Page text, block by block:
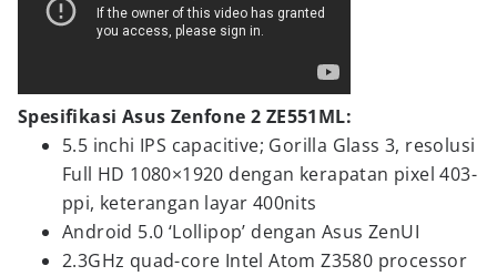
Spesifikasi Asus Zenfone 2 ZE551ML:
5.5 inchi IPS capacitive; Gorilla Glass 3, resolusi
Full HD 1080×1920 dengan kerapatan pixel 403-
ppi, keterangan layar 400nits
Android 5.0 ‘Lollipop’ dengan Asus ZenUI
2.3GHz quad-core Intel Atom Z3580 processor